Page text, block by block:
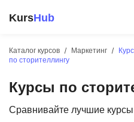
KursHub
Каталог курсов Маркетинг
по сторителлингу
Курсы по
Сравнивайте лучшие курсы